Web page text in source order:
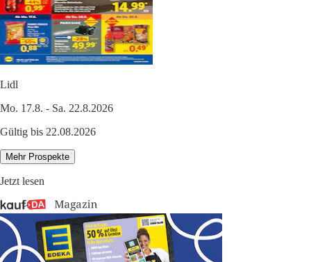
Lidl
Mo. 17.8. - Sa. 22.8.2026
Gültig bis 22.08.2026
Mehr Prospekte
Jetzt lesen